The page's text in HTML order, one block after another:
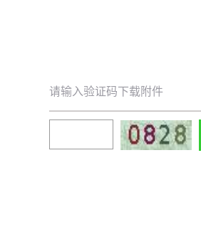
请输入验证码下载附件